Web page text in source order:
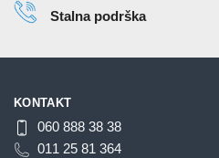
Stalna podrška
KONTAKT
060 888 38 38
011 25 81 364